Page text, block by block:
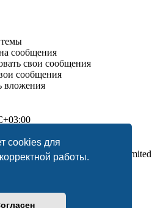
cookies для
работы.
темы
сообщения
свои сообщения
сообщения
вложения
® Forum Software © phpBB Limited